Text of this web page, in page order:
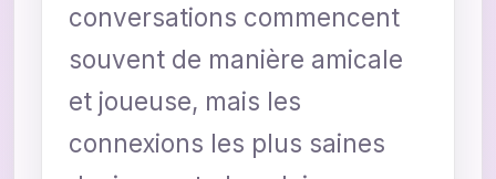
conversations commencent
souvent de manière amicale
et joueuse, mais les
connexions les plus saines